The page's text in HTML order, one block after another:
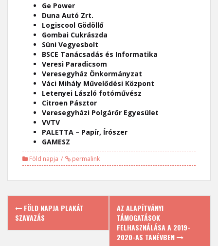
Ge Power
Duna Autó Zrt.
Logiscool Gödöllő
Gombai Cukrászda
Süni Vegyesbolt
BSCE Tanácsadás és Informatika
Veresi Paradicsom
Veresegyház Önkormányzat
Váci Mihály Művelődési Központ
Letenyei László fotóművész
Citroen Pásztor
Veresegyházi Polgárőr Egyesület
VVTV
PALETTA – Papír, Írószer
GAMESZ
Föld napja permalink
Post
navigation
FÖLD NAPJA PLAKÁT
SZAVAZÁS
AZ ALAPÍTVÁNYI
TÁMOGATÁSOK
FELHASZNÁLÁSA A 2019-
2020-AS TANÉVBEN